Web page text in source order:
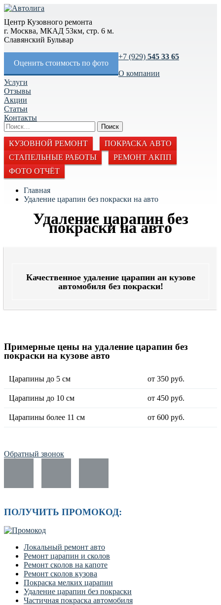
Центр Кузовного ремонта
г. Москва, МКАД 53км, стр. 6 м.
Славянский Бульвар
Оценить стоимость по фото
+7 (929) 545 33 65
О компании
Услуги
Отзывы
Акции
Статьи
Контакты
КУЗОВНОЙ РЕМОНТ
ПОКРАСКА АВТО
СТАПЕЛЬНЫЕ РАБОТЫ
РЕМОНТ АКПП
ФОТО ОТЧЁТ
Главная
Удаление царапин без покраски на авто
Удаление царапин без
покраски на авто
Качественное удаление царапин ан кузове
автомобиля без покраски!
Примерные цены на удаление царапин без
покраски на кузове авто
Царапины до 5 см от 350 руб.
Царапины до 10 см от 450 руб.
Царапины более 11 см от 600 руб.
Обратный звонок
ПОЛУЧИТЬ ПРОМОКОД:
Локальный ремонт авто
Ремонт царапин и сколов
Ремонт сколов на капоте
Ремонт сколов кузова
Покраска мелких царапин
Удаление царапин без покраски
Частичная покраска автомобиля